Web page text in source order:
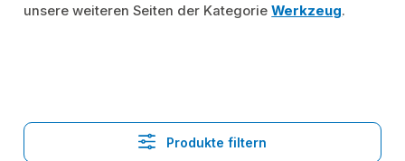
unsere weiteren Seiten der KategorieWerkzeug.
Produkte filtern